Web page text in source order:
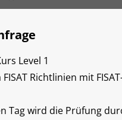
Level 1
Richtlinien mit
Tag wird die Prüfung